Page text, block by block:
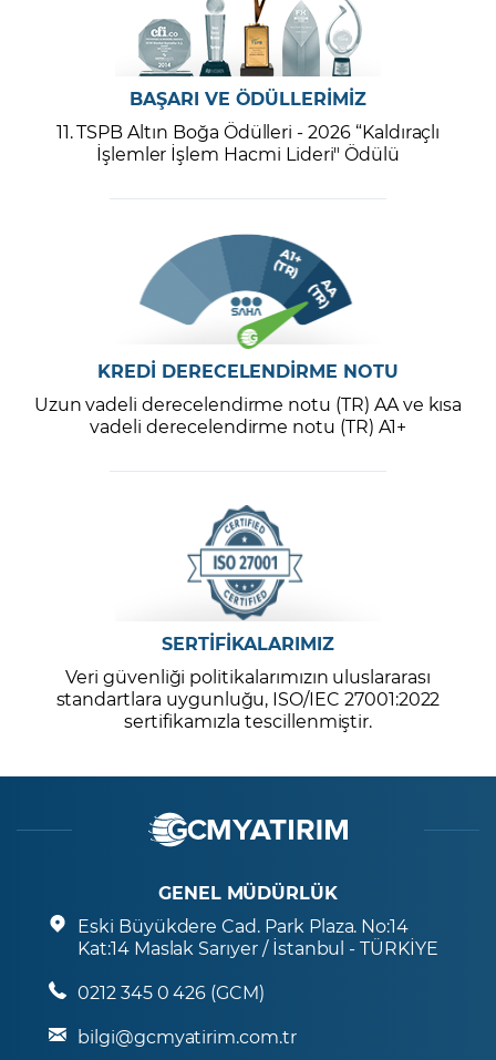
BAŞARI VE ÖDÜLLERİMİZ
11. TSPB Altın Boğa Ödülleri - 2026 “Kaldıraçlı
İşlemler İşlem Hacmi Lideri" Ödülü
KREDİ DERECELENDİRME NOTU
Uzun vadeli derecelendirme notu (TR) AA ve kısa
vadeli derecelendirme notu (TR) A1+
SERTİFİKALARIMIZ
Veri güvenliği politikalarımızın uluslararası
standartlara uygunluğu, ISO/IEC 27001:2022
sertifikamızla tescillenmiştir.
GENEL MÜDÜRLÜK
Eski Büyükdere Cad. Park Plaza. No:14
Kat:14 Maslak Sarıyer / İstanbul - TÜRKİYE
0212 345 0 426 (GCM)
bilgi@gcmyatirim.com.tr